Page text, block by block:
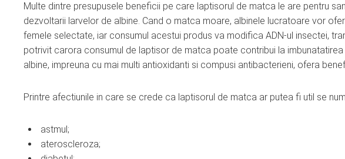
Multe dintre presupusele beneficii pe care laptisorul de matca le are pentru
dezvoltarii larvelor de albine. Cand o matca moare, albinele lucratoare vor
femele selectate, iar consumul acestui produs va modifica ADN-ul insectei,
potrivit carora consumul de laptisor de matca poate contribui la
albine, impreuna cu mai multi antioxidanti si compusi antibacterieni, ofera
Printre afectiunile in care se crede ca laptisorul de matca ar putea fi util se
astmul;
ateroscleroza;